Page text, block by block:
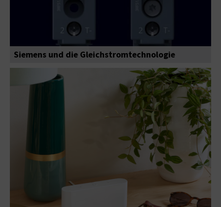
Siemens und die Gleichstromtechnologie